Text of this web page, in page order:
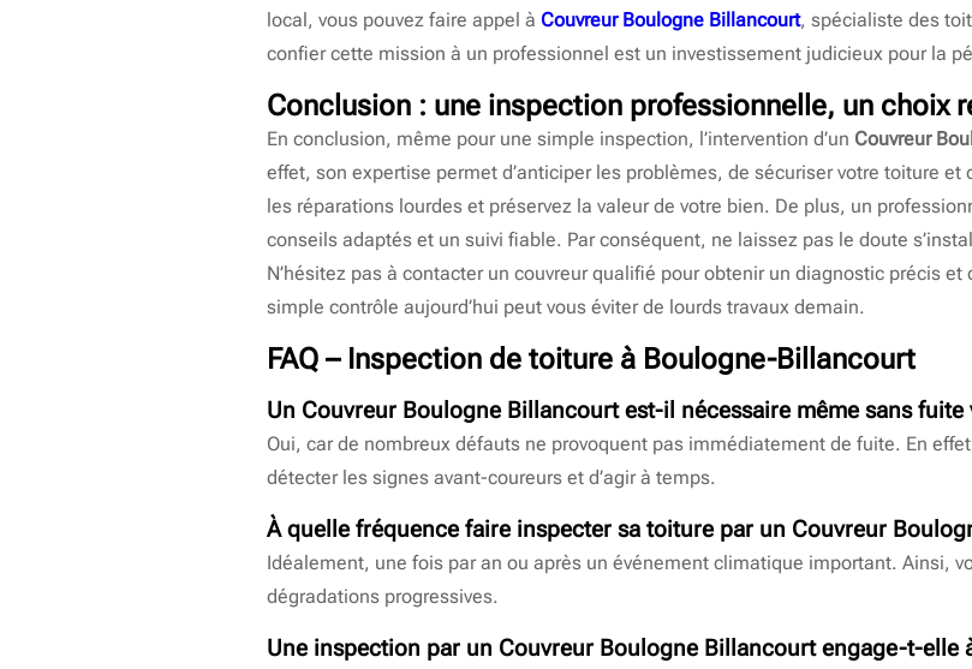
local, vous pouvez faire appel à Couvreur Boulogne Billancourt, spécialiste des
confier cette mission à un professionnel est un investissement judicieux pour la
Conclusion : une inspection professionnelle, un choix
En conclusion, même pour une simple inspection, l’intervention d’un Couvreur
effet, son expertise permet d’anticiper les problèmes, de sécuriser votre toiture et
les réparations lourdes et préservez la valeur de votre bien. De plus, un
conseils adaptés et un suivi fiable. Par conséquent, ne laissez pas le doute
N’hésitez pas à contacter un couvreur qualifié pour obtenir un diagnostic précis
simple contrôle aujourd’hui peut vous éviter de lourds travaux demain.
FAQ – Inspection de toiture à Boulogne-Billancourt
Un Couvreur Boulogne Billancourtest-il nécessaire même sans fuite
Oui, car de nombreux défauts ne provoquent pas immédiatement de fuite. En
détecter les signes avant-coureurs et d’agir à temps.
À quelle fréquence faire inspecter sa toiture par un Couvreur
Idéalement, une fois par an ou après un événement climatique important. Ainsi,
dégradations progressives.
Une inspection par un Couvreur Boulogne Billancourtengage-t-elle